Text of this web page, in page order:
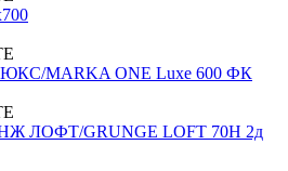
MARKA ONE Luxe 600 ФК
ЛОФТ/GRUNGE LOFT 70Н 2д